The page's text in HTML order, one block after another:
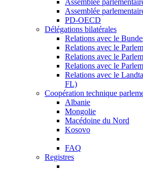
Assemblée
Assemblée
PD-OECD
Délégations bilatérales
Relations avec le
Relations avec le
Relations avec le
Relations avec le
Relations avec le
FL)
Coopération technique
Albanie
Mongolie
Macédoine du Nord
Kosovo
FAQ
Registres